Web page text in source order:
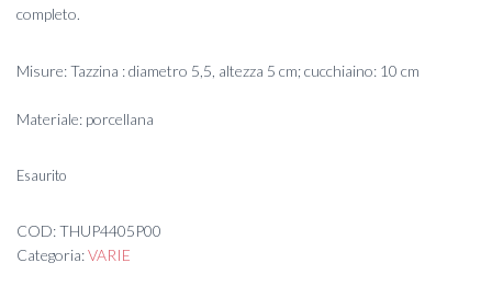
completo.
Misure: Tazzina : diametro 5,5, altezza 5 cm; cucchiaino: 10 cm
Materiale: porcellana
Esaurito
COD:THUP4405P00
Categoria:VARIE